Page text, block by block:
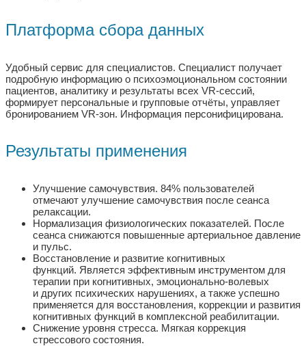
Платформа сбора данных
Удобный сервис для специалистов. Специалист получает
подробную информацию о психоэмоциональном состоянии
пациентов, аналитику и результаты всех VR-сессий,
формирует персональные и групповые отчёты, управляет
бронированием VR-зон. Информация персонифицирована.
Результаты применения
Улучшение самочувствия. 84% пользователей
отмечают улучшение самочувствия после сеанса
релаксации.
Нормализация физиологических показателей. После
сеанса снижаются повышенные артериальное давление
и пульс.
Восстановление и развитие когнитивных
функций. Является эффективным инструментом для
терапии при когнитивных, эмоционально-волевых
и других психических нарушениях, а также успешно
применяется для восстановления, коррекции и развития
когнитивных функций в комплексной реабилитации.
Снижение уровня стресса. Мягкая коррекция
стрессового состояния.